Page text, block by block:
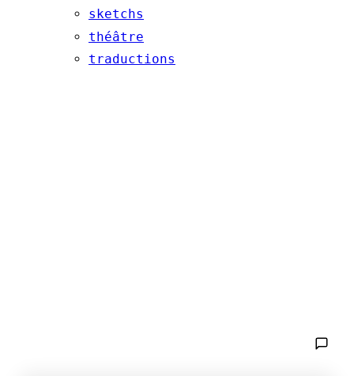
sketchs
théâtre
traductions